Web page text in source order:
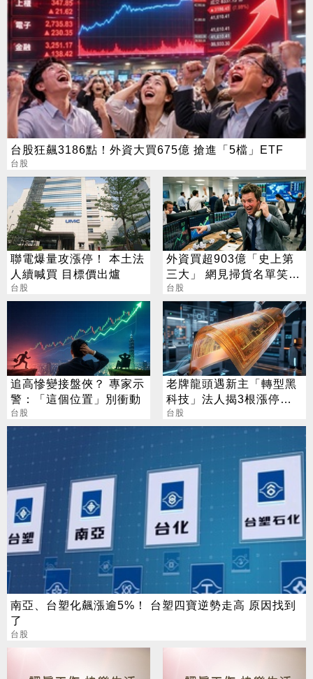
台股狂飆3186點！外資大買675億 搶進「5檔」ETF
台股
聯電爆量攻漲停！ 本土法
人續喊買 目標價出爐
台股
外資買超903億「史上第
三大」 網見掃貨名單笑：
不懂在幹嘛
台股
追高慘變接盤俠？ 專家示
警：「這個位置」別衝動
台股
老牌龍頭遇新主「轉型黑
科技」法人揭3根漲停背
後秘辛
台股
南亞、台塑化飆漲逾5%！ 台塑四寶逆勢走高 原因找到
了
台股